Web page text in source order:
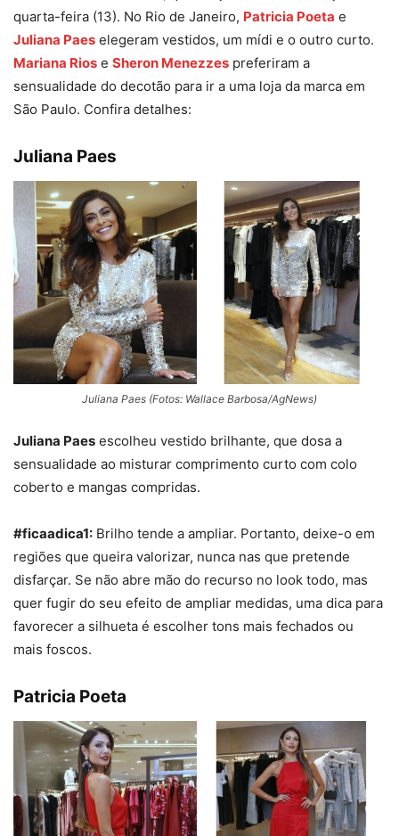
quarta-feira (13). No Rio de Janeiro, Patricia Poeta e
Juliana Paes elegeram vestidos, um mídi e o outro curto.
Mariana Rios e Sheron Menezzes preferiram a
sensualidade do decotão para ir a uma loja da marca em
São Paulo. Confira detalhes:
Juliana Paes
Juliana Paes (Fotos: Wallace Barbosa/AgNews)
Juliana Paes escolheu vestido brilhante, que dosa a
sensualidade ao misturar comprimento curto com colo
coberto e mangas compridas.
#ficaadica1: Brilho tende a ampliar. Portanto, deixe-o em
regiões que queira valorizar, nunca nas que pretende
disfarçar. Se não abre mão do recurso no look todo, mas
quer fugir do seu efeito de ampliar medidas, uma dica para
favorecer a silhueta é escolher tons mais fechados ou
mais foscos.
Patricia Poeta